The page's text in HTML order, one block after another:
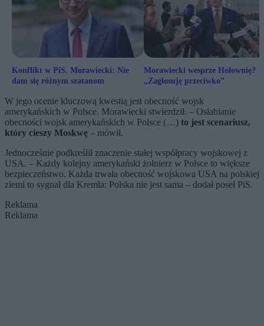
Konflikt w PiS. Morawiecki: Nie
dam się różnym szatanom
Morawiecki wesprze Hołownię?
„Zagłosuję przeciwko”
W jego ocenie kluczową kwestią jest obecność wojsk
amerykańskich w Polsce. Morawiecki stwierdził. – Osłabianie
obecności wojsk amerykańskich w Polsce (…) to jest scenariusz,
który cieszy Moskwę – mówił.
Jednocześnie podkreślił znaczenie stałej współpracy wojskowej z
USA. – Każdy kolejny amerykański żołnierz w Polsce to większe
bezpieczeństwo. Każda trwała obecność wojskowa USA na polskiej
ziemi to sygnał dla Kremla: Polska nie jest sama – dodał poseł PiS.
Reklama
Reklama